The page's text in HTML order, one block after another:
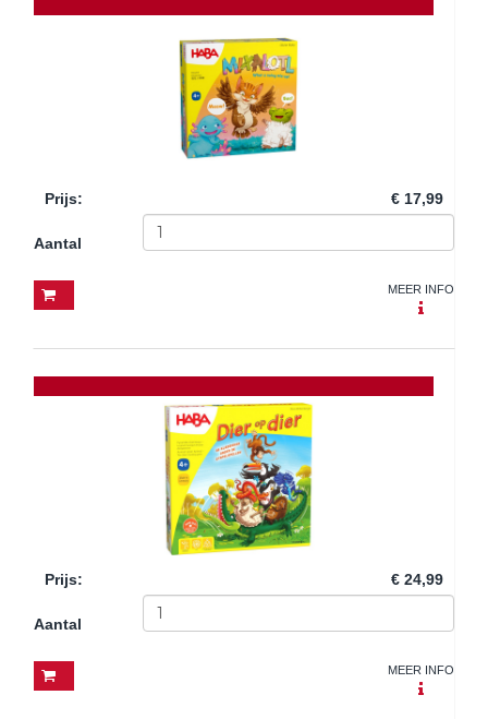
Prijs: € 17,99
Aantal
MEER INFO
Prijs: € 24,99
Aantal
MEER INFO